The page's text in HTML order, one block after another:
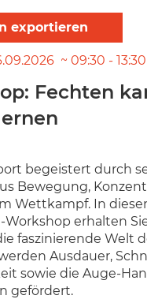
09:30 - 13:30
Fechten
begeistert durch
Bewegung,
Wettkampf. In
Workshop erhalten
faszinierende Welt
Ausdauer,
sowie die Auge-
gefördert.